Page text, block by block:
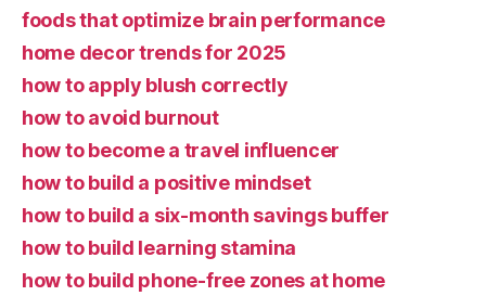
foods that optimize brain performance
home decor trends for 2025
how to apply blush correctly
how to avoid burnout
how to become a travel influencer
how to build a positive mindset
how to build a six-month savings buffer
how to build learning stamina
how to build phone-free zones at home